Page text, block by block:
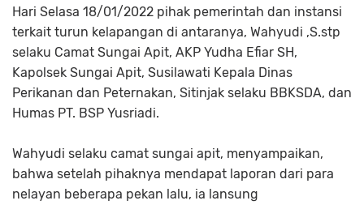
Hari Selasa 18/01/2022 pihak pemerintah dan instansi
terkait turun kelapangan di antaranya, Wahyudi ,S.stp
selaku Camat Sungai Apit, AKP Yudha Efiar SH,
Kapolsek Sungai Apit, Susilawati Kepala Dinas
Perikanan dan Peternakan, Sitinjak selaku BBKSDA, dan
Humas PT. BSP Yusriadi.
Wahyudi selaku camat sungai apit, menyampaikan,
bahwa setelah pihaknya mendapat laporan dari para
nelayan beberapa pekan lalu, ia lansung